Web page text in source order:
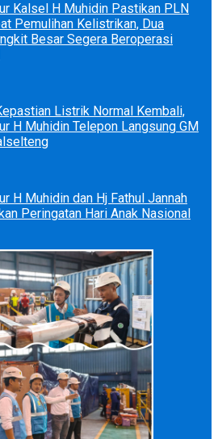
Kalsel H Muhidin Pastikan PLN
Pemulihan Kelistrikan, Dua
Besar Segera Beroperasi
Listrik Normal Kembali,
H Muhidin Telepon Langsung GM
H Muhidin dan Hj Fathul Jannah
Peringatan Hari Anak Nasional